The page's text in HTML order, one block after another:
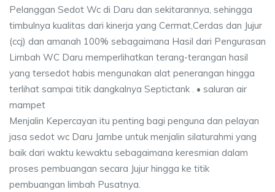
Pelanggan Sedot Wc di Daru dan sekitarannya, sehingga
timbulnya kualitas dari kinerja yang Cermat,Cerdas dan Jujur
(ccj) dan amanah 100% sebagaimana Hasil dari Pengurasan
Limbah WC Daru memperlihatkan terang-terangan hasil
yang tersedot habis mengunakan alat penerangan hingga
terlihat sampai titik dangkalnya Septictank . • saluran air
mampet
Menjalin Kepercayan itu penting bagi penguna dan pelayan
jasa sedot wc Daru Jambe untuk menjalin silaturahmi yang
baik dari waktu kewaktu sebagaimana keresmian dalam
proses pembuangan secara Jujur hingga ke titik
pembuangan limbah Pusatnya.